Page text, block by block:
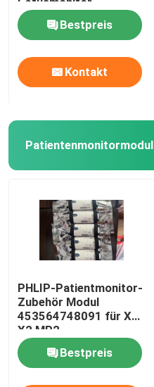
Bestpreis
Kontakt
Patientenmonitormodul
PHLIP-Patientmonitor-
Zubehör Modul
453564748091 für X1
X2 MP2
Bestpreis